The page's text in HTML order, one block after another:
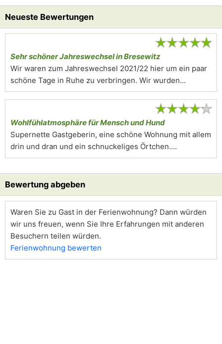
Neueste Bewertungen
★★★★★
Sehr schöner Jahreswechsel in Bresewitz
Wir waren zum Jahreswechsel 2021/22 hier um ein paar
schöne Tage in Ruhe zu verbringen. Wir wurden...
★★★★★
Wohlfühlatmosphäre für Mensch und Hund
Supernette Gastgeberin, eine schöne Wohnung mit allem
drin und dran und ein schnuckeliges Örtchen....
Bewertung abgeben
Waren Sie zu Gast in der Ferienwohnung? Dann würden
wir uns freuen, wenn Sie Ihre Erfahrungen mit anderen
Besuchern teilen würden.
Ferienwohnung bewerten